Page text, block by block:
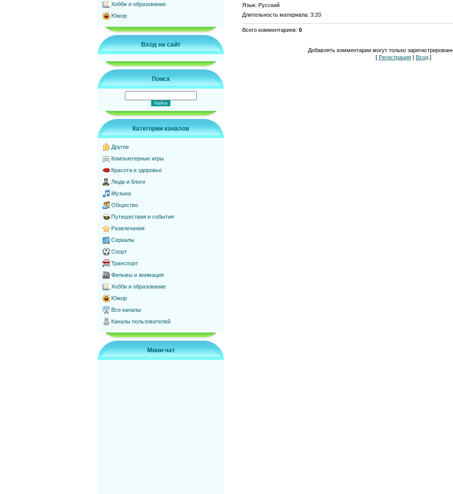
Хобби и образование
Юмор
Вход на сайт
Поиск
Категории каналов
Другое
Компьютерные игры
Красота и здоровье
Люди и блоги
Музыка
Общество
Путешествия и события
Развлечения
Сериалы
Спорт
Транспорт
Фильмы и анимация
Хобби и образование
Юмор
Все каналы
Каналы пользователей
Мини-чат
Язык: Русский
Длительность материала: 3:20
Всего комментариев: 0
Добавлять комментарии могут только
[ Регистрация | Вход ]